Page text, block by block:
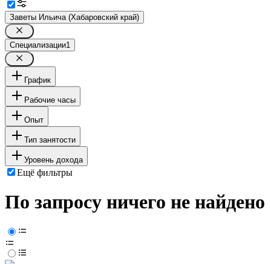
Заветы Ильича (Хабаровский край)
Специализации1
График
Рабочие часы
Опыт
Тип занятости
Уровень дохода
Ещё фильтры
По запросу ничего не найдено